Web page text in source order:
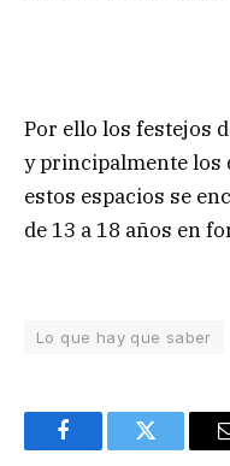
Por ello los festejos
y principalmente los
estos espacios se
de 13 a 18 años en
Lo que hay que saber
FacebookTwitter